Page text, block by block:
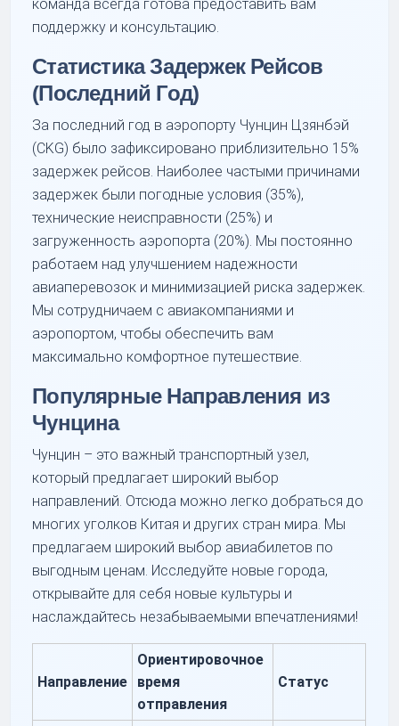
команда всегда готова предоставить вам
поддержку и консультацию.
Статистика Задержек Рейсов
(Последний Год)
За последний год в аэропорту Чунцин Цзянбэй
(CKG) было зафиксировано приблизительно 15%
задержек рейсов. Наиболее частыми причинами
задержек были погодные условия (35%),
технические неисправности (25%) и
загруженность аэропорта (20%). Мы постоянно
работаем над улучшением надежности
авиаперевозок и минимизацией риска задержек.
Мы сотрудничаем с авиакомпаниями и
аэропортом, чтобы обеспечить вам
максимально комфортное путешествие.
Популярные Направления из
Чунцина
Чунцин – это важный транспортный узел,
который предлагает широкий выбор
направлений. Отсюда можно легко добраться до
многих уголков Китая и других стран мира. Мы
предлагаем широкий выбор авиабилетов по
выгодным ценам. Исследуйте новые города,
открывайте для себя новые культуры и
наслаждайтесь незабываемыми впечатлениями!
Направление
Ориентировочное
время
отправления
Статус